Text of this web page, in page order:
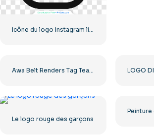
Icône du logo Instagram linéaire noir
Awa Belt Renders Tag Team PNG – Téléchargement PNG gratuit pour vos projets
Le logo rouge des garçons